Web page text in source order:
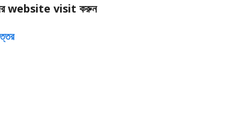
website visit করুন